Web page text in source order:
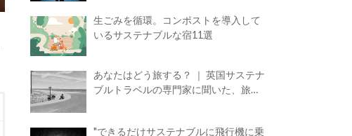
生ごみを循環。コンポストを導入して
いるサステナブルな宿11選
あなたはどう旅する？ ｜ 英国サステナ
ブルトラベルの専門家に聞いた、旅の
"できるだけサステナブルに飛行機に乗